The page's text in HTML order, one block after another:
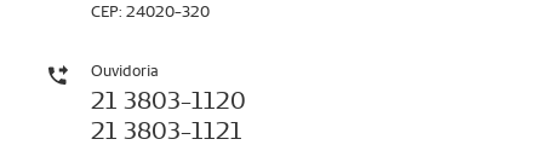
CEP: 24020-320
Ouvidoria
21 3803-1120
21 3803-1121